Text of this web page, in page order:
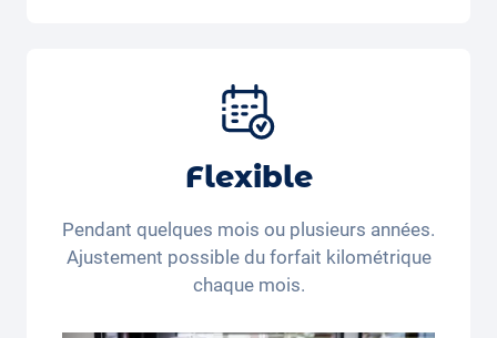
pneus et autres extras.
Flexible
Pendant quelques mois ou plusieurs années.
Ajustement possible du forfait kilométrique
chaque mois.